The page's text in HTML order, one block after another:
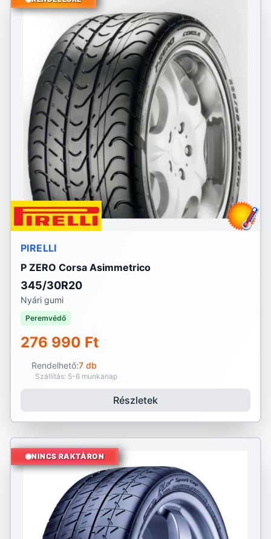
PIRELLI
P ZERO Corsa Asimmetrico
345/30R20
Nyári gumi
Peremvédő
276 990 Ft
Rendelhető:7 db
Szállítás: 5-6 munkanap
Részletek
NINCS RAKTÁRON